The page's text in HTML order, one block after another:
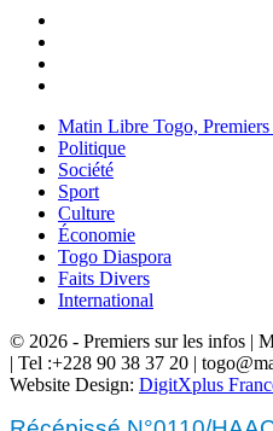
Matin Libre Togo, Premiers
Politique
Société
Sport
Culture
Économie
Togo Diaspora
Faits Divers
International
© 2026 - Premiers sur les infos |
| Tel :+228 90 38 37 20 |
Website Design: DigitXplus